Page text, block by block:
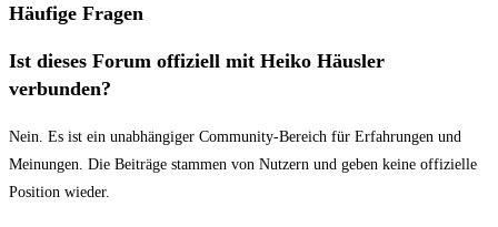
Häufige Fragen
Ist dieses Forum offiziell mit Heiko Häusler
verbunden?
Nein. Es ist ein unabhängiger Community-Bereich für Erfahrungen und
Meinungen. Die Beiträge stammen von Nutzern und geben keine offizielle
Position wieder.